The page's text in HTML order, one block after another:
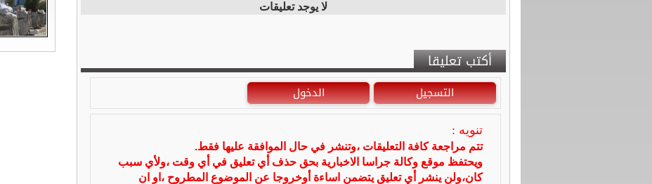
لا يوجد تعليقات
أكتب تعليقا
التسجيل الدخول
تنويه :
تتم مراجعة كافة التعليقات ،وتنشر في حال الموافقة عليها فقط.
ويحتفظ موقع وكالة جراسا الاخبارية بحق حذف أي تعليق في أي وقت ،ولأي سبب
كان،ولن ينشر أي تعليق يتضمن اساءة أوخروجا عن الموضوع المطروح ،او ان